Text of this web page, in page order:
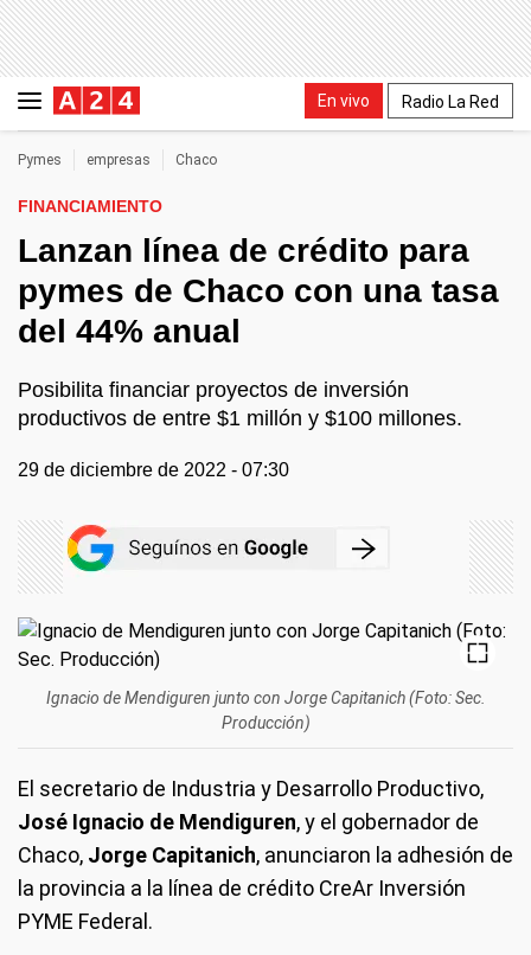
En vivo Radio La Red
Pymes empresas Chaco
FINANCIAMIENTO
Lanzan línea de crédito para
pymes de Chaco con una tasa
del 44% anual
Posibilita financiar proyectos de inversión
productivos de entre $1 millón y $100 millones.
29 de diciembre de 2022 - 07:30
Ignacio de Mendiguren junto con Jorge Capitanich (Foto: Sec.
Producción)
El secretario de Industria y Desarrollo Productivo,
José Ignacio de Mendiguren, y el gobernador de
Chaco, Jorge Capitanich, anunciaron la adhesión de
la provincia a la línea de crédito CreAr Inversión
PYME Federal.